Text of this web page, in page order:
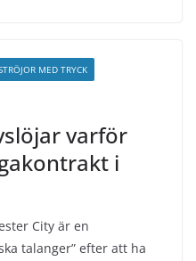
MED TRYCK
varför
i
City är en
talanger” efter att ha